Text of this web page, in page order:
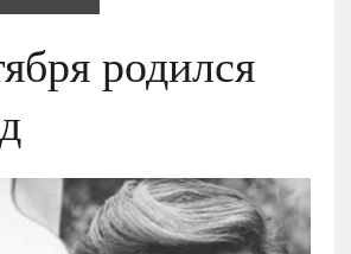
родился